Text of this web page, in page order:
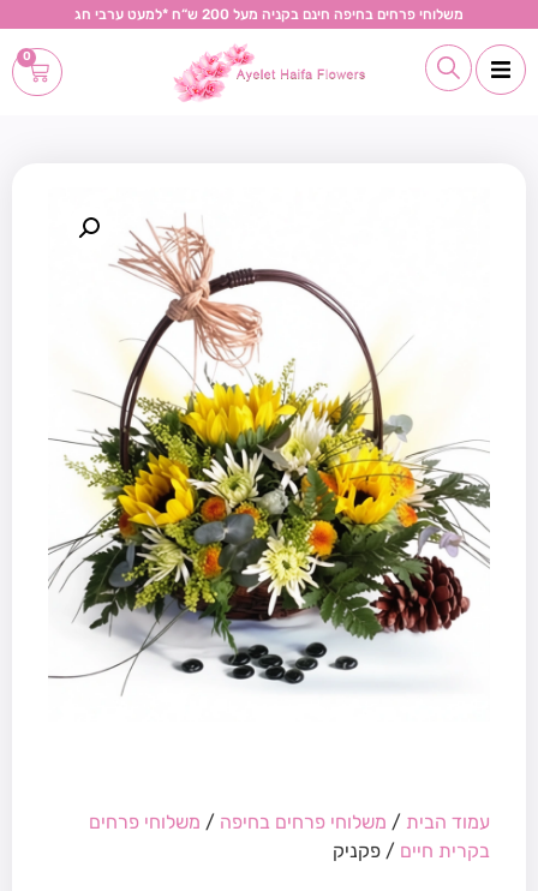
משלוחי פרחים בחיפה חינם בקניה מעל 200 ש“ח *למעט ערבי חג
0
עמוד הבית / משלוחי פרחים בחיפה / משלוחי פרחים
בקרית חיים / פקניק